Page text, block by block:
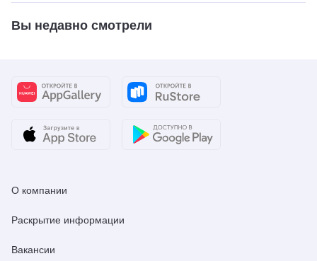
Вы недавно смотрели
О компании
Раскрытие информации
Вакансии